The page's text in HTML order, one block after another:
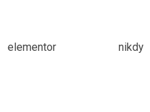
elementor nikdy